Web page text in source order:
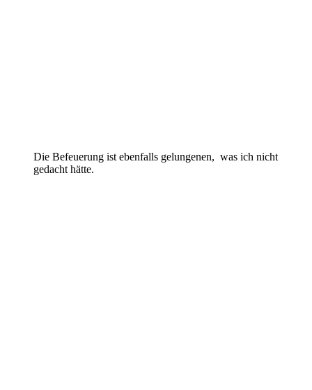
Die Befeuerung ist ebenfalls gelungenen, was ich nicht
gedacht hätte.